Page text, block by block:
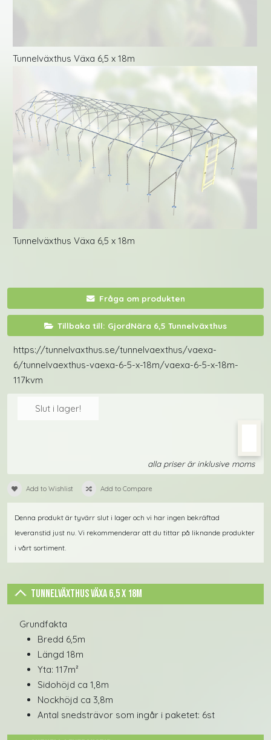
Tunnelväxthus Växa 6,5 x 18m
Tunnelväxthus Växa 6,5 x 18m
Fråga om produkten
Tillbaka till: GjordNära 6,5 Tunnelväxthus
https://tunnelvaxthus.se/tunnelvaexthus/vaexa-
6/tunnelvaexthus-vaexa-6-5-x-18m/vaexa-6-5-x-18m-
117kvm
Slut i lager!
alla priser är inklusive moms
Add to Wishlist Add to Compare
Denna produkt är tyvärr slut i lager och vi har ingen bekräftad
leveranstid just nu. Vi rekommenderar att du tittar på liknande produkter
i vårt sortiment.
Tunnelväxthus Växa 6,5 x 18m
Grundfakta
Bredd 6,5m
Längd 18m
Yta: 117m²
Sidohöjd ca 1,8m
Nockhöjd ca 3,8m
Antal snedsträvor som ingår i paketet: 6st